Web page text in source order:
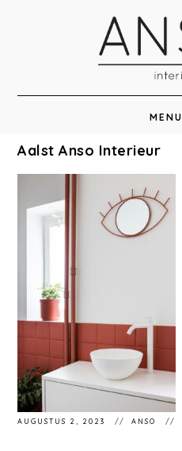
MENU
Aalst Anso Interieur
AUGUSTUS 2, 2023 ANSO